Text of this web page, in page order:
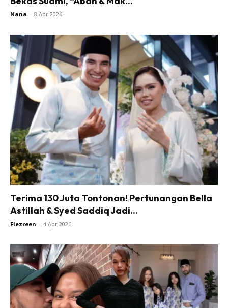
Nana - 8 Apr 2026
Terima 130 Juta Tontonan! Pertunangan Bella
Astillah & Syed Saddiq Jadi...
Fiezreen - 4 Apr 2026